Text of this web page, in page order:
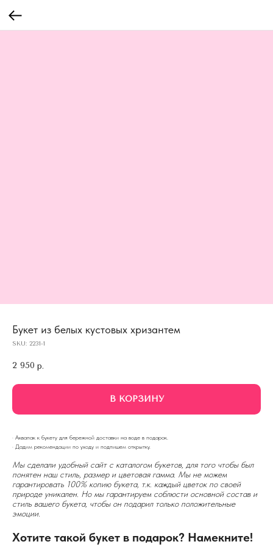
Букет из белых кустовых хризантем
SKU: 2231-1
2 950 р.
В КОРЗИНУ
· Аквапак к букету для бережной доставки на воде в подарок.
· Дадим рекомендации по уходу и подпишем открытку.
Мы сделали удобный сайт с каталогом букетов, для того чтобы был
понятен наш стиль, размер и цветовая гамма. Мы не можем
гарантировать 100% копию букета, т.к. каждый цветок по своей
природе уникален. Но мы гарантируем соблюсти основной состав и
стиль вашего букета, чтобы он подарил только положительные
эмоции.
Хотите такой букет в подарок? Намекните!